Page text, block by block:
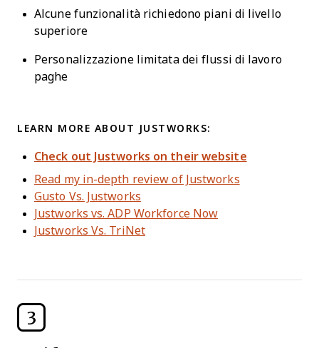
Alcune funzionalità richiedono piani di livello
superiore
Personalizzazione limitata dei flussi di lavoro
paghe
LEARN MORE ABOUT JUSTWORKS:
Check out Justworks on their website
Read my in-depth review of Justworks
Gusto Vs. Justworks
Justworks vs. ADP Workforce Now
Justworks Vs. TriNet
3